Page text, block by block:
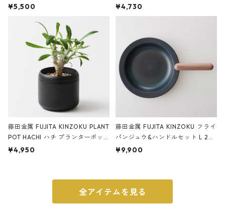
サンドカラー 石調 ideaco Station
¥5,500
石調 ideaco Umbrella Stand CUB
E ストーンサンドブラック
¥4,730
藤田金属 FUJITA KINZOKU PLANT
POT HACHI ハチ プランターポッ
ト 3号 ブラック
¥4,950
藤田金属 FUJITA KINZOKU フライ
パンジュウ&ハンドルセット L 24c
m ガス火・IH対応 鉄フライパン
¥9,900
全アイテムを見る